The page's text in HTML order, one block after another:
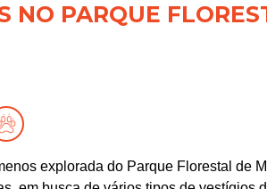
NO PARQUE
explorada do Parque Florestal de